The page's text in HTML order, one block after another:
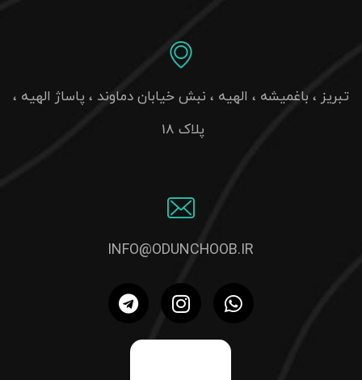
تبریز ، باغمیشه ، الهیه ، نبش خیابان دماوند ، پاساژ الهیه ،
پلاک 18
INFO@ODUNCHOOB.IR